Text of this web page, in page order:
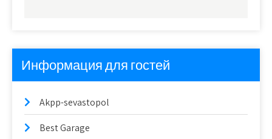
Информация для гостей
Akpp-sevastopol
Best Garage